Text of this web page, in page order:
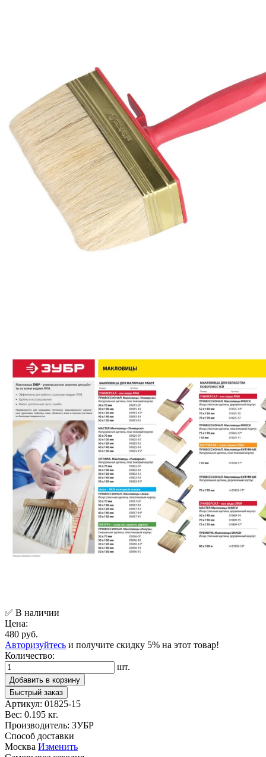
✅ В наличии
Цена:
480 руб.
Авторизуйтесь и получите скидку 5% на этот товар!
Количество:
шт.
Добавить в корзину
Быстрый заказ
Артикул: 01825-15
Вес: 0.195 кг.
Производитель: ЗУБР
Способ доставки
Москва Изменить